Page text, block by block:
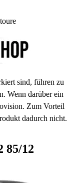
sind, führen zu
Wenn darüber ein
Zum Vorteil
dadurch nicht.
85/12